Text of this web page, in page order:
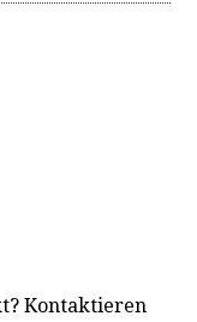
Kontaktieren